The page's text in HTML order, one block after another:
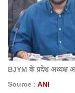
BJYM के प्रदेश अध्यक्ष
Source : ANI